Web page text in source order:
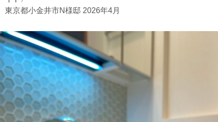
東京都小金井市N様邸 2026年4月